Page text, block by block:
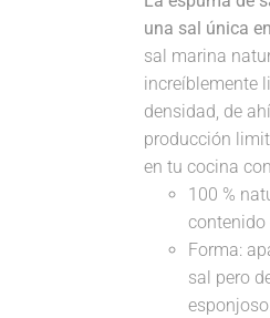
una sal única
sal marina
increíblemente
densidad, de
producción
en tu cocina
100 %
contenido
Forma:
sal pero